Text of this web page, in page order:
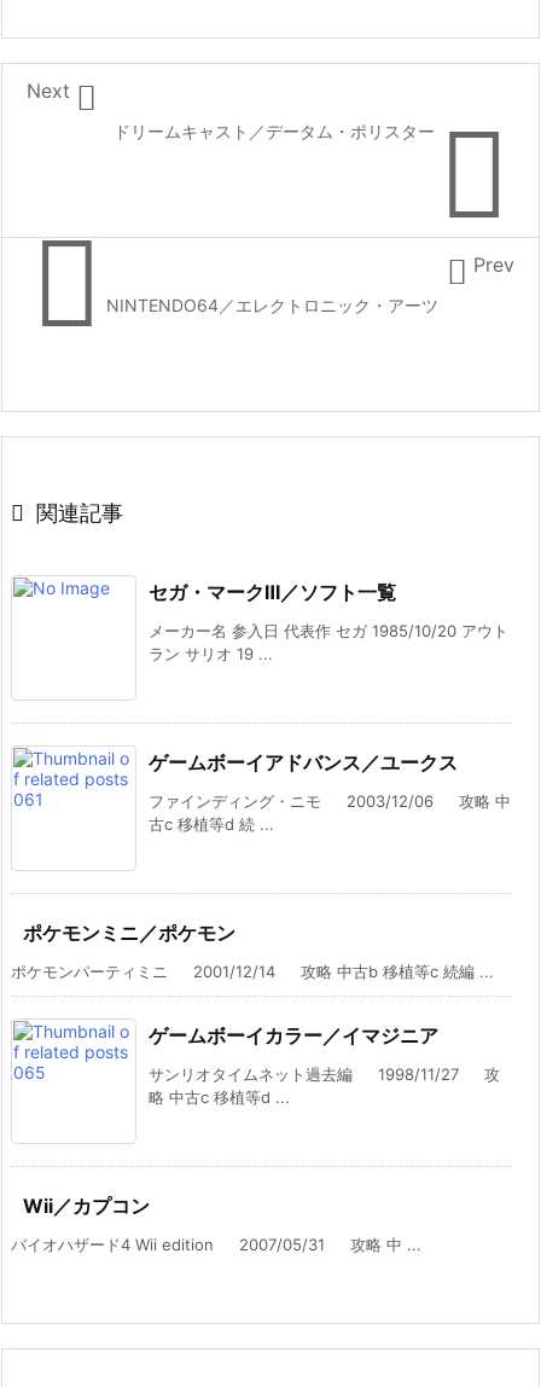

ドリームキャスト／データム・ポリスター

Next
 NINTENDO64／エレクトロニック・アーツ
 Prev
 関連記事
セガ・マークⅢ／ソフト一覧
メーカー名 参入日 代表作 セガ 1985/10/20 アウト
ラン サリオ 19 ...
ゲームボーイアドバンス／ユークス
ファインディング・ニモ 2003/12/06 攻略 中
古c 移植等d 続 ...
ポケモンミニ／ポケモン
ポケモンパーティミニ 2001/12/14 攻略 中古b 移植等c 続編 ...
ゲームボーイカラー／イマジニア
サンリオタイムネット過去編 1998/11/27 攻
略 中古c 移植等d ...
Wii／カプコン
バイオハザード4 Wii edition 2007/05/31 攻略 中 ...